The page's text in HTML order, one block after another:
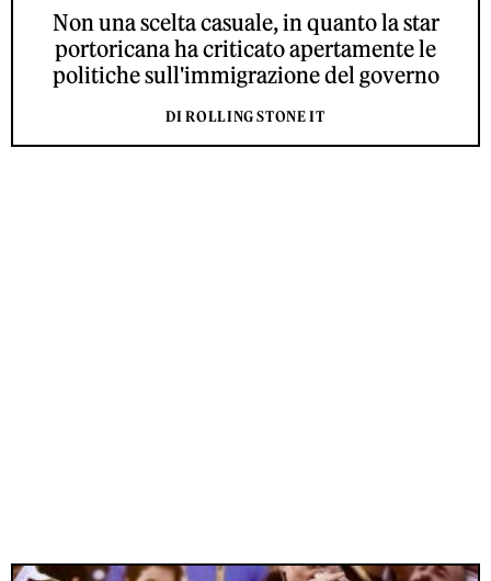
Non una scelta casuale, in quanto la star
portoricana ha criticato apertamente le
politiche sull'immigrazione del governo
DI ROLLING STONE IT